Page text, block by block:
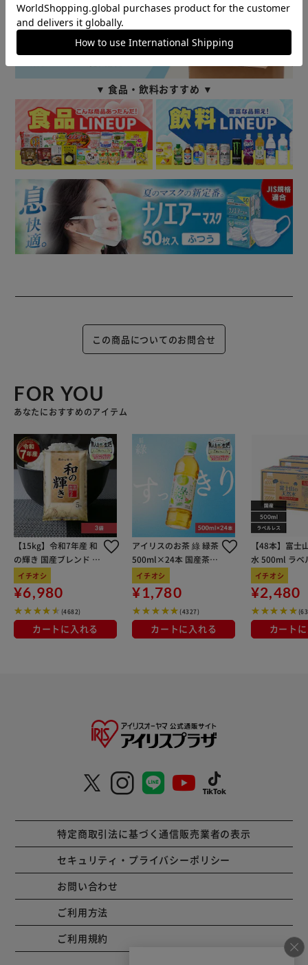
▼ 食品・飲料おすすめ ▼
この商品についてのお問合せ
FOR YOU
あなたにおすすめのアイテム
【15kg】令和7年産 和
の輝き 国産ブレンド 5
kg×3袋
イチオシ
¥6,980
(4682)
カートに入れる
アイリスのお茶 綠 緑茶
500ml×24本 国産茶葉
100％使用
イチオシ
¥1,780
(4327)
カートに入れる
【48本】富士
水 500ml ラベ
イチオシ
¥2,480
カート
特定商取引法に基づく通信販売業者の表示
セキュリティ・プライバシーポリシー
お問い合わせ
ご利用方法
ご利用規約